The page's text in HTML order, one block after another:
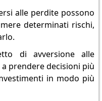
alle perdite possono
determinati rischi,
di avversione alle
prendere decisioni più
in modo più